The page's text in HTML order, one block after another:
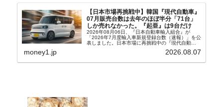
【日本市場再挑戦中】韓国『現代自動車』
07月販売台数は去年のほぼ半分「71台」
しか売れなかった。『起亜』は9台だけ
2026年08月06日、『日本自動車輸入組合』が
「2026年7月度輸入車新規登録台数（速報）」を公
表しました。日本市場に再挑戦中の『現代自動
車』、また日本市場を攻略したい『BYD』の販売
台数はこの中に捉えられているはずです。先月から
money1.jp 2026.08.07